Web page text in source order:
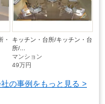
・
キッチン・台所/キッチン・台
所/...
マンション
49万円
社の事例をもっと見る >